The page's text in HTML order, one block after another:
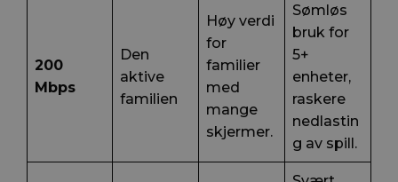
200
Mbps
Den
aktive
familien
Høy verdi
for
familier
med
mange
skjermer.
Sømløs
bruk for
5+
enheter,
raskere
nedlastin
g av spill.